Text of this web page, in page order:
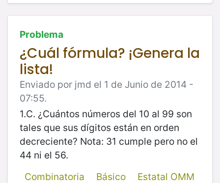
Problema
¿Cuál fórmula? ¡Genera la
lista!
Enviado por jmd el 1 de Junio de 2014 -
07:55.
1.C. ¿Cuántos números del 10 al 99 son
tales que sus dígitos están en orden
decreciente? Nota: 31 cumple pero no el
44 ni el 56.
Combinatoria
Básico
Estatal OMM